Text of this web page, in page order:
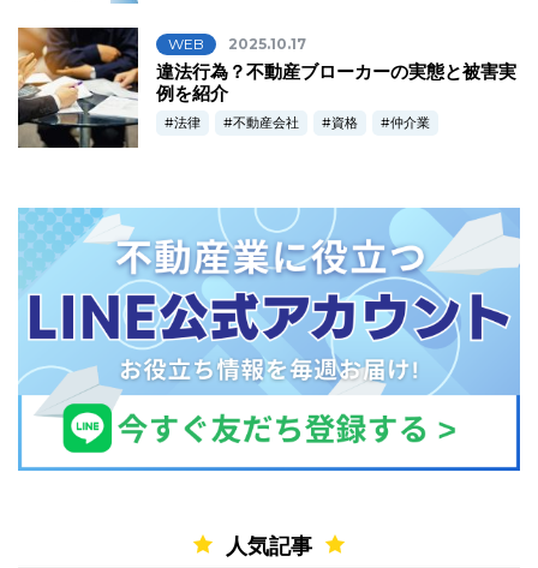
WEB 2025.10.17
違法行為？不動産ブローカーの実態と被害実
例を紹介
法律 不動産会社 資格 仲介業
人気記事